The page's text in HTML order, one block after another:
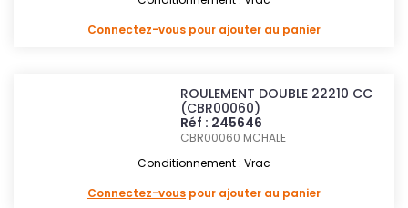
Connectez-vous pour ajouter au panier
ROULEMENT DOUBLE 22210 CC
(CBR00060)
Réf : 245646
CBR00060 MCHALE
Conditionnement : Vrac
Connectez-vous pour ajouter au panier